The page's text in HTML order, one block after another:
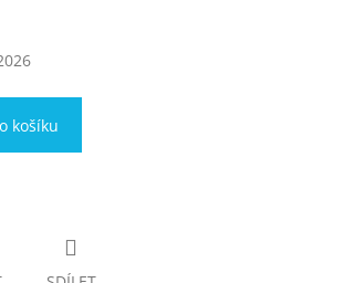
košíku